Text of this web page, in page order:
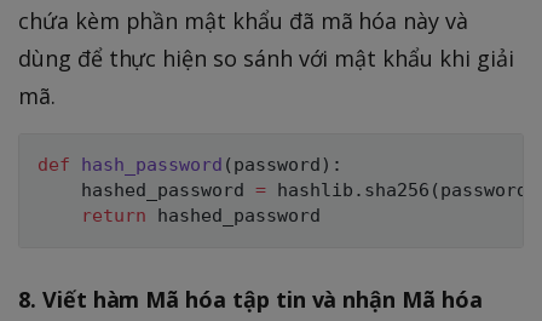
chứa kèm phần mật khẩu đã mã hóa này và
dùng để thực hiện so sánh với mật khẩu khi giải
mã.
def hash_password ( password ) :
    hashed_password
= hashlib . sha256 ( password
return
8. Viết hàm Mã hóa tập tin và nhận Mã hóa